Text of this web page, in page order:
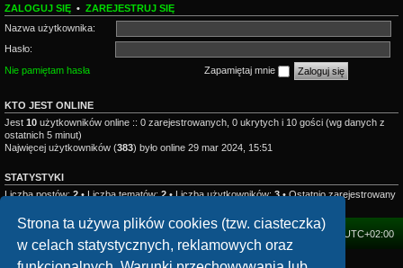
Strona ta używa plików cookies (tzw. ciasteczka)
w celach statystycznych, reklamowych oraz
ZALOGUJ SIĘ • ZAREJESTRUJ SIĘ
Nazwa użytkownika:
Hasło:
Nie pamiętam hasła
Zapamiętaj mnie
KTO JEST ONLINE
Jest 10 użytkowników online :: 0 zarejestrowanych, 0 ukrytych i 10 gości (wg danych z
ostatnich 5 minut)
Najwięcej użytkowników (383) było online 29 mar 2024, 15:51
STATYSTYKI
Liczba postów:2• Liczba tematów:2• Liczba użytkowników:3• Ostatnio zarejestrowany
Strefa czasowa UTC+02:00
Technologię dostarcza phpBB® Forum Software © phpBB Limited